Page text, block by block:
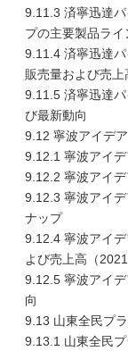
9.11.3 済寧迅達
プの主要製品ライ
9.11.4 済寧迅達
販売量および売上
9.11.5 済寧迅達
び最新動向
9.12 寧波アイデ
9.12.1 寧波アイ
9.12.2 寧波アイ
9.12.3 寧波アイ
ナップ
9.12.4 寧波アイ
よび売上高（
9.12.5 寧波アイ
向
9.13 山東全民プ
9.13.1 山東全民